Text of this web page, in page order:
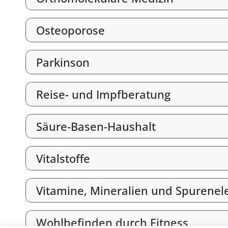
Osteoporose
Parkinson
Reise- und Impfberatung
Säure-Basen-Haushalt
Vitalstoffe
Vitamine, Mineralien und
Wohlbefinden durch Fitness